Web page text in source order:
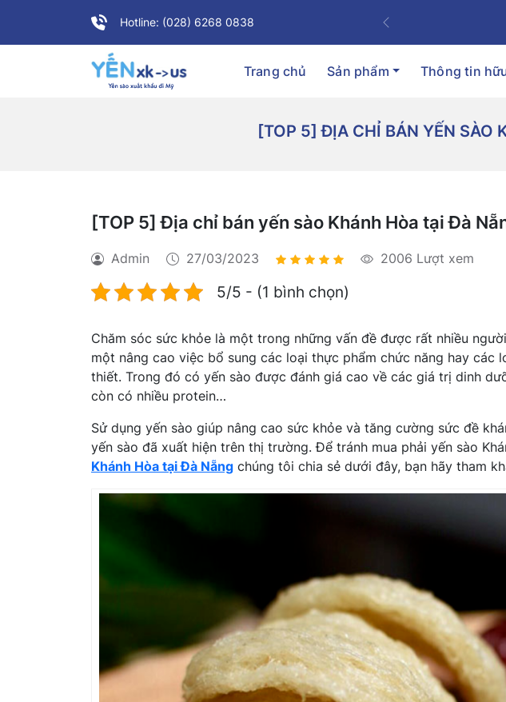
Hotline: (028) 6268 0838
Previous
Trang chủ Sản phẩm Thông tin
[TOP 5] ĐỊA CHỈ BÁN YẾN SÀO
[TOP 5] Địa chỉ bán yến sào Khánh Hòa tại Đà
Admin 27/03/2023 2006 Lượt xem
5/5 - (1 bình chọn)
Chăm sóc sức khỏe là một trong những vấn đề được rất nhiều
một nâng cao việc bổ sung các loại thực phẩm chức năng hay các
thiết. Trong đó có yến sào được đánh giá cao về các giá trị dinh
còn có nhiều protein…
Sử dụng yến sào giúp nâng cao sức khỏe và tăng cường sức đề
yến sào đã xuất hiện trên thị trường. Để tránh mua phải yến sào
Khánh Hòa tại Đà Nẵng chúng tôi chia sẻ dưới đây, bạn hãy tham